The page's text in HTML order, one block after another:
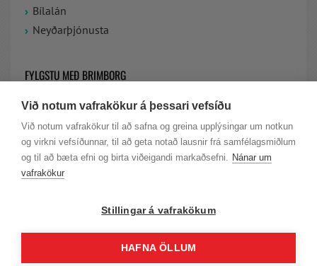
Við notum vafrakökur á þessari vefsíðu
Við notum vafrakökur til að safna og greina upplýsingar um notkun
og virkni vefsíðunnar, til að geta notað lausnir frá samfélagsmiðlum
og til að bæta efni og birta viðeigandi markaðsefni. Nánar um
vafrakökur
Stillingar á vafrakökum
HAFNA ÖLLUM
Bílalán
Neyðarþjónusta
FYLGSTU MEÐ BRIMBORG
VIÐ ERUM Á FACEBOOK
LAUS STÖRF HJÁ BRIMBORG